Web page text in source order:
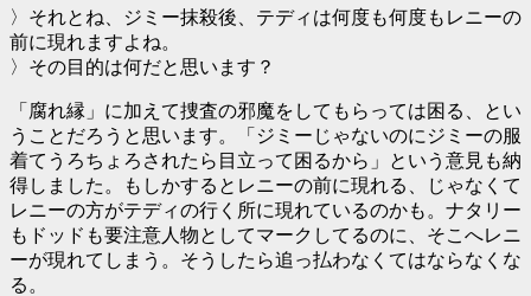
〉それとね、ジミー抹殺後、テディは何度も何度もレニーの
前に現れますよね。
〉その目的は何だと思います？
「腐れ縁」に加えて捜査の邪魔をしてもらっては困る、とい
うことだろうと思います。「ジミーじゃないのにジミーの服
着てうろちょろされたら目立って困るから」という意見も納
得しました。もしかするとレニーの前に現れる、じゃなくて
レニーの方がテディの行く所に現れているのかも。ナタリー
もドッドも要注意人物としてマークしてるのに、そこへレニ
ーが現れてしまう。そうしたら追っ払わなくてはならなくな
る。